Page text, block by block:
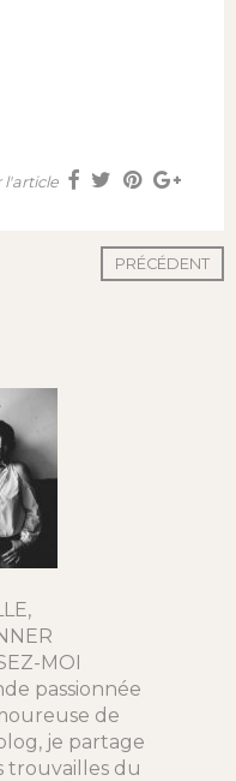
l'article
PRÉCÉDENT
MOI
passionnée
de
je partage
trouvailles du